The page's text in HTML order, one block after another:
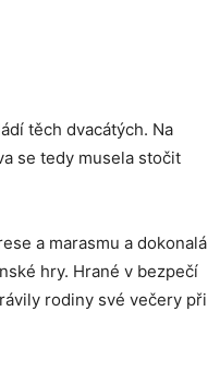
těch dvacátých. Na
se tedy musela stočit
a marasmu a dokonalá
hry. Hrané v bezpečí
rodiny své večery při